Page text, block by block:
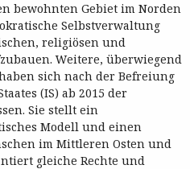
bewohnten Gebiet im Norden
Selbstverwaltung
religiösen und
Weitere, überwiegend
sich nach der Befreiung
(IS) ab 2015 der
Sie stellt ein
Modell und einen
im Mittleren Osten und
gleiche Rechte und